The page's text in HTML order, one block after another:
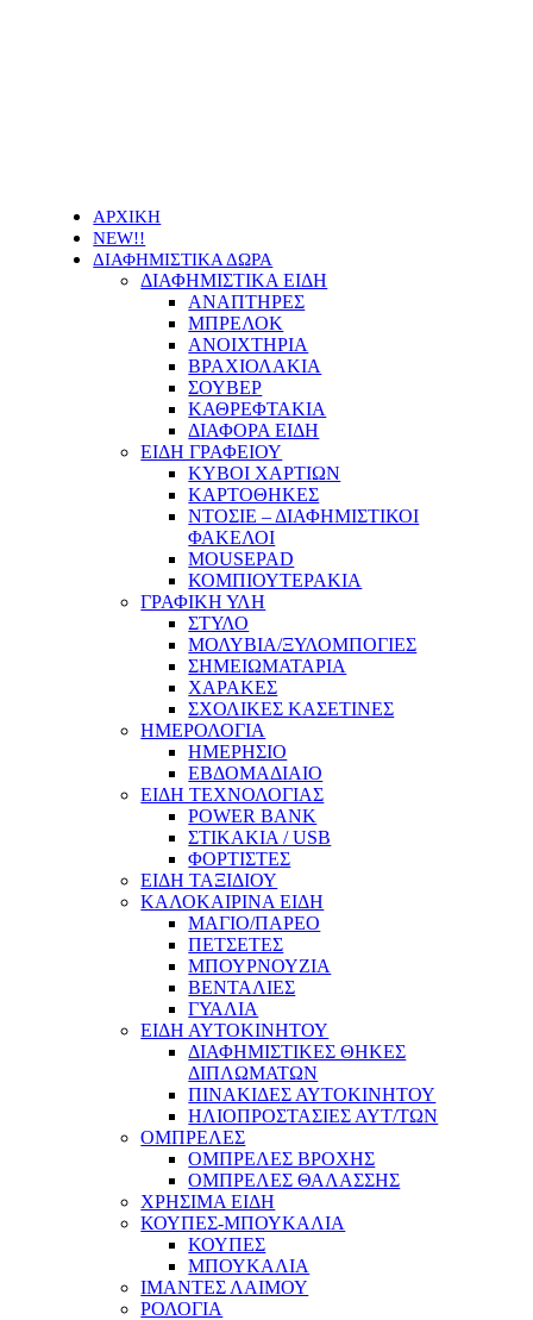
ΑΡΧΙΚΗ
NEW!!
ΔΙΑΦΗΜΙΣΤΙΚΑ ΔΩΡΑ
ΔΙΑΦΗΜΙΣΤΙΚΑ ΕΙΔΗ
ΑΝΑΠΤΗΡΕΣ
ΜΠΡΕΛΟΚ
ΑΝΟΙΧΤΗΡΙΑ
ΒΡΑΧΙΟΛΑΚΙΑ
ΣΟΥΒΕΡ
ΚΑΘΡΕΦΤΑΚΙΑ
ΔΙΑΦΟΡΑ ΕΙΔΗ
ΕΙΔΗ ΓΡΑΦΕΙΟΥ
ΚΥΒΟΙ ΧΑΡΤΙΩΝ
ΚΑΡΤΟΘΗΚΕΣ
ΝΤΟΣΙΕ – ΔΙΑΦΗΜΙΣΤΙΚΟΙ
ΦΑΚΕΛΟΙ
MOUSEPAD
ΚΟΜΠΙΟΥΤΕΡΑΚΙΑ
ΓΡΑΦΙΚΗ ΥΛΗ
ΣΤΥΛΟ
ΜΟΛΥΒΙΑ/ΞΥΛΟΜΠΟΓΙΕΣ
ΣΗΜΕΙΩΜΑΤΑΡΙΑ
ΧΑΡΑΚΕΣ
ΣΧΟΛΙΚΕΣ ΚΑΣΕΤΙΝΕΣ
ΗΜΕΡΟΛΟΓΙΑ
ΗΜΕΡΗΣΙΟ
ΕΒΔΟΜΑΔΙΑΙΟ
ΕΙΔΗ ΤΕΧΝΟΛΟΓΙΑΣ
POWER BANK
ΣΤΙΚΑΚΙΑ / USB
ΦΟΡΤΙΣΤΕΣ
ΕΙΔΗ ΤΑΞΙΔΙΟΥ
ΚΑΛΟΚΑΙΡΙΝΑ ΕΙΔΗ
ΜΑΓΙΟ/ΠΑΡΕΟ
ΠΕΤΣΕΤΕΣ
ΜΠΟΥΡΝΟΥΖΙΑ
ΒΕΝΤΑΛΙΕΣ
ΓΥΑΛΙΑ
ΕΙΔΗ ΑΥΤΟΚΙΝΗΤΟΥ
ΔΙΑΦΗΜΙΣΤΙΚΕΣ ΘΗΚΕΣ
ΔΙΠΛΩΜΑΤΩΝ
ΠΙΝΑΚΙΔΕΣ ΑΥΤΟΚΙΝΗΤΟΥ
ΗΛΙΟΠΡΟΣΤΑΣΙΕΣ ΑΥΤ/ΤΩΝ
ΟΜΠΡΕΛΕΣ
ΟΜΠΡΕΛΕΣ ΒΡΟΧΗΣ
ΟΜΠΡΕΛΕΣ ΘΑΛΑΣΣΗΣ
ΧΡΗΣΙΜΑ ΕΙΔΗ
ΚΟΥΠΕΣ-ΜΠΟΥΚΑΛΙΑ
ΚΟΥΠΕΣ
ΜΠΟΥΚΑΛΙΑ
ΙΜΑΝΤΕΣ ΛΑΙΜΟΥ
ΡΟΛΟΓΙΑ